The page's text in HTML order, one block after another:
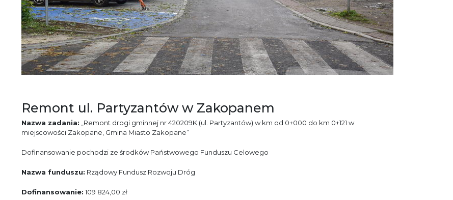
Remont ul. Partyzantów w Zakopanem
Nazwa zadania: „Remont drogi gminnej nr 420209K (ul. Partyzantów) w km od 0+000 do km 0+121 w
miejscowości Zakopane, Gmina Miasto Zakopane”
Dofinansowanie pochodzi ze środków Państwowego Funduszu Celowego
Nazwa funduszu: Rządowy Fundusz Rozwoju Dróg
Dofinansowanie: 109 824,00 zł